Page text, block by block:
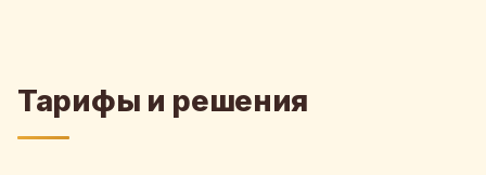
Тарифы и решения